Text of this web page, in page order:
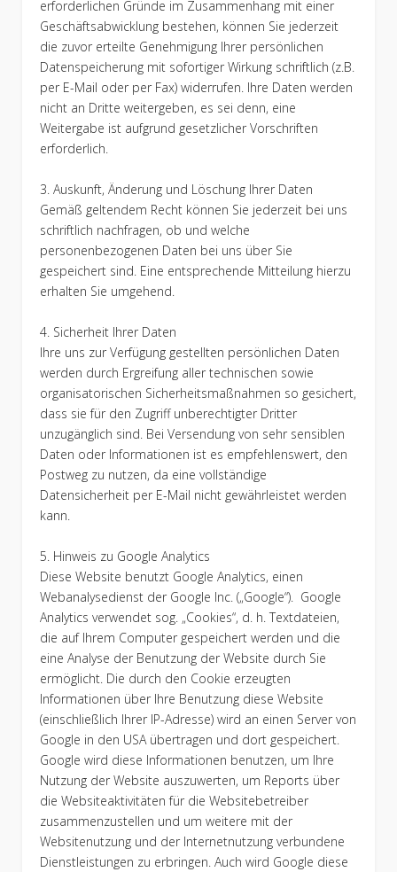
erforderlichen Gründe im Zusammenhang mit einer
Geschäftsabwicklung bestehen, können Sie jederzeit
die zuvor erteilte Genehmigung Ihrer persönlichen
Datenspeicherung mit sofortiger Wirkung schriftlich (z.B.
per E-Mail oder per Fax) widerrufen. Ihre Daten werden
nicht an Dritte weitergeben, es sei denn, eine
Weitergabe ist aufgrund gesetzlicher Vorschriften
erforderlich.
3. Auskunft, Änderung und Löschung Ihrer Daten
Gemäß geltendem Recht können Sie jederzeit bei uns
schriftlich nachfragen, ob und welche
personenbezogenen Daten bei uns über Sie
gespeichert sind. Eine entsprechende Mitteilung hierzu
erhalten Sie umgehend.
4. Sicherheit Ihrer Daten
Ihre uns zur Verfügung gestellten persönlichen Daten
werden durch Ergreifung aller technischen sowie
organisatorischen Sicherheitsmaßnahmen so gesichert,
dass sie für den Zugriff unberechtigter Dritter
unzugänglich sind. Bei Versendung von sehr sensiblen
Daten oder Informationen ist es empfehlenswert, den
Postweg zu nutzen, da eine vollständige
Datensicherheit per E-Mail nicht gewährleistet werden
kann.
5. Hinweis zu Google Analytics
Diese Website benutzt Google Analytics, einen
Webanalysedienst der Google Inc. („Google“). Google
Analytics verwendet sog. „Cookies“, d. h. Textdateien,
die auf Ihrem Computer gespeichert werden und die
eine Analyse der Benutzung der Website durch Sie
ermöglicht. Die durch den Cookie erzeugten
Informationen über Ihre Benutzung diese Website
(einschließlich Ihrer IP-Adresse) wird an einen Server von
Google in den USA übertragen und dort gespeichert.
Google wird diese Informationen benutzen, um Ihre
Nutzung der Website auszuwerten, um Reports über
die Websiteaktivitäten für die Websitebetreiber
zusammenzustellen und um weitere mit der
Websitenutzung und der Internetnutzung verbundene
Dienstleistungen zu erbringen. Auch wird Google diese